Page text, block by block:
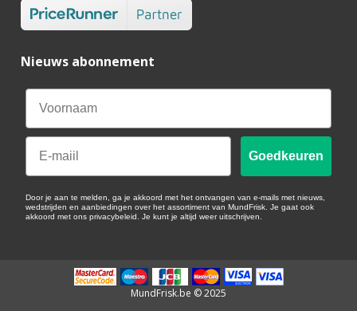
Nieuws abonnement
Email
Goedkeuren
Door je aan te melden, ga je akkoord met het ontvangen van e-mails met nieuws,
wedstrijden en aanbiedingen over het assortiment van MundFrisk. Je gaat ook
akkoord met ons privacybeleid. Je kunt je altijd weer uitschrijven.
MundFrisk.be © 2025